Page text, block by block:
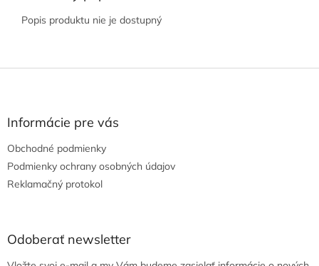
Popis produktu nie je dostupný
Informácie pre vás
Obchodné podmienky
Podmienky ochrany osobných údajov
Reklamačný protokol
Odoberať newsletter